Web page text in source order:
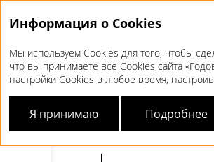
O Компании Виды
ВИДЫ
Информация о Cookies
Мы используем Cookies для того, чтобы
что вы принимаете все Cookies сайта
настройки Cookies в любое время,
Я принимаю Подробнее